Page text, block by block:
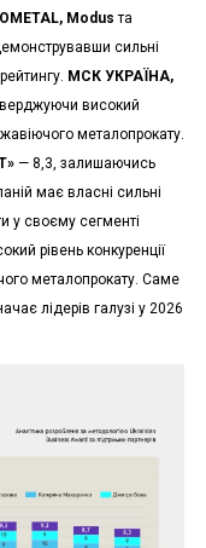
Modusта
сильні
МСК УКРАЇНА,
високий
металопрокату.
— 8,3, залишаючись
має власні сильні
у своєму сегменті
рівень конкуренції
металопрокату. Саме
лідерів галузі у 2026